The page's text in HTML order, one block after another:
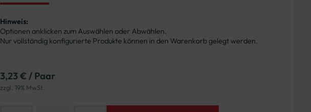
Hinweis:
Optionen anklicken zum Auswählen oder Abwählen.
Nur vollständig konfigurierte Produkte können in den Warenkorb gelegt werden.
3,23 € / Paar
zzgl. 19% MwSt.